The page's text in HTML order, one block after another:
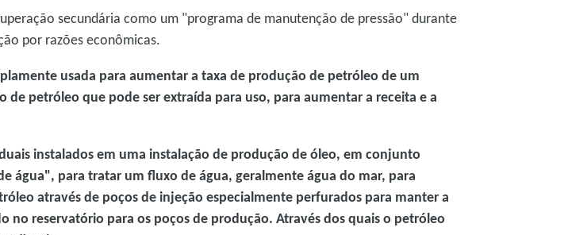
secundária como um "programa de manutenção de pressão" durante
por razões econômicas.
usada para aumentar a taxa de produção de petróleo de um
petróleo que pode ser extraída para uso, para aumentar a receita e a
instalados em uma instalação de produção de óleo, em conjunto
água", para tratar um fluxo de água, geralmente água do mar, para
através de poços de injeção especialmente perfurados para manter a
reservatório para os poços de produção. Através dos quais o petróleo